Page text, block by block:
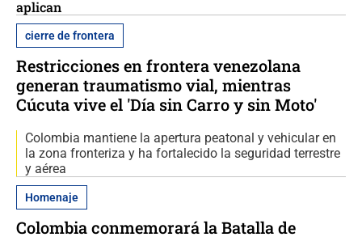
aplican
cierre de frontera
Restricciones en frontera venezolana
generan traumatismo vial, mientras
Cúcuta vive el 'Día sin Carro y sin Moto'
Colombia mantiene la apertura peatonal y vehicular en
la zona fronteriza y ha fortalecido la seguridad terrestre
y aérea
Homenaje
Colombia conmemorará la Batalla de